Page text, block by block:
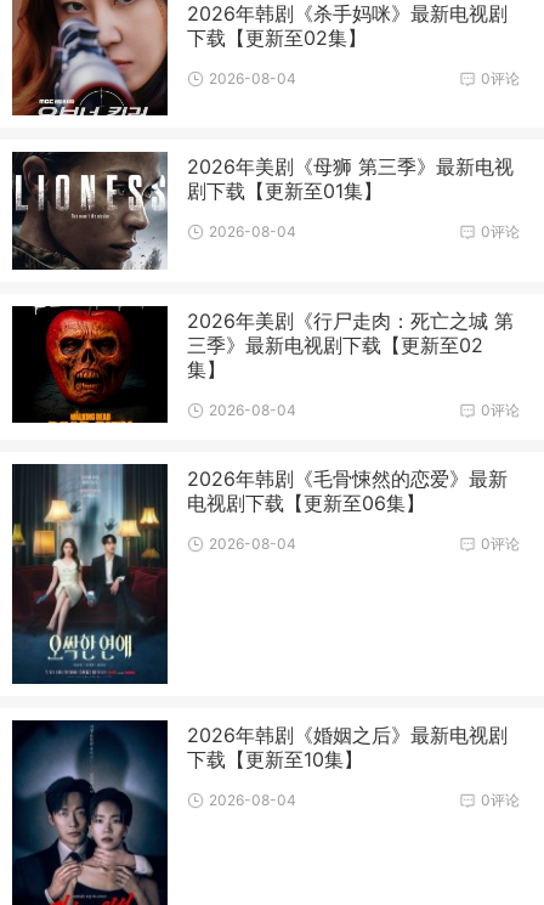
2026年韩剧《杀手妈咪》最新电视剧
下载【更新至02集】
0评论
2026-08-04
2026年美剧《母狮 第三季》最新电视
剧下载【更新至01集】
0评论
2026-08-04
2026年美剧《行尸走肉：死亡之城 第
三季》最新电视剧下载【更新至02
集】
0评论
2026-08-04
2026年韩剧《毛骨悚然的恋爱》最新
电视剧下载【更新至06集】
0评论
2026-08-04
2026年韩剧《婚姻之后》最新电视剧
下载【更新至10集】
0评论
2026-08-04